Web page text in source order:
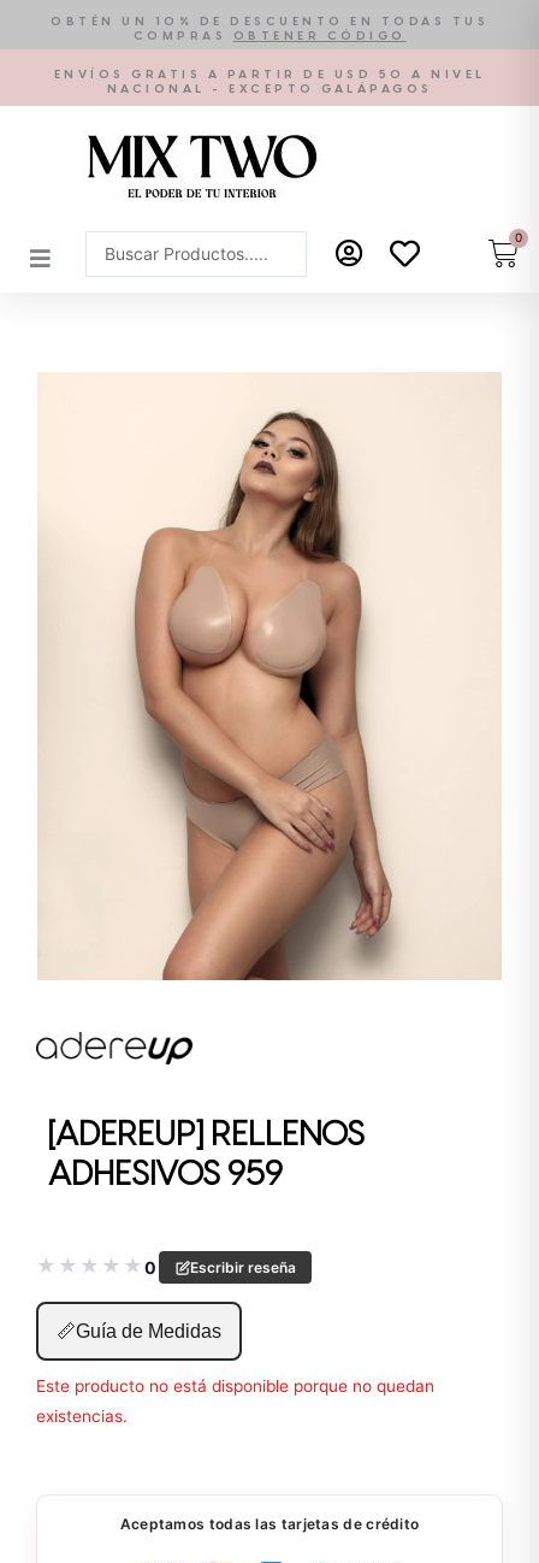
contenido
OBTÉN UN 10% DE DESCUENTO EN TODAS TUS
COMPRAS
OBTENER CÓDIGO
ENVÍOS GRATIS A PARTIR DE USD 50 A NIVEL
NACIONAL - EXCEPTO GALÁPAGOS
Search
...
0
[ADEREUP] RELLENOS
ADHESIVOS 959
★ ★ ★ ★ ★0 Escribir reseña
📏Guía de Medidas
Este producto no está disponible porque no quedan
existencias.
Aceptamos todas las tarjetas de crédito